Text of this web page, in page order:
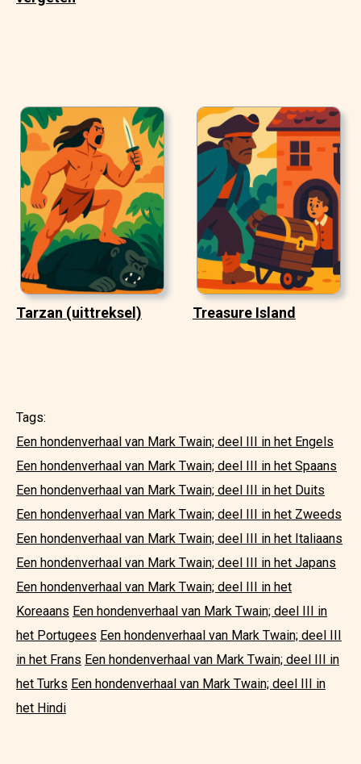
Tarzan (uittreksel) Treasure Island
Tags:
Een hondenverhaal van Mark Twain; deel III in het Engels
Een hondenverhaal van Mark Twain; deel III in het Spaans
Een hondenverhaal van Mark Twain; deel III in het Duits
Een hondenverhaal van Mark Twain; deel III in het Zweeds
Een hondenverhaal van Mark Twain; deel III in het Italiaans
Een hondenverhaal van Mark Twain; deel III in het Japans
Een hondenverhaal van Mark Twain; deel III in het
Koreaans Een hondenverhaal van Mark Twain; deel III in
het Portugees Een hondenverhaal van Mark Twain; deel III
in het Frans Een hondenverhaal van Mark Twain; deel III in
het Turks Een hondenverhaal van Mark Twain; deel III in
het Hindi